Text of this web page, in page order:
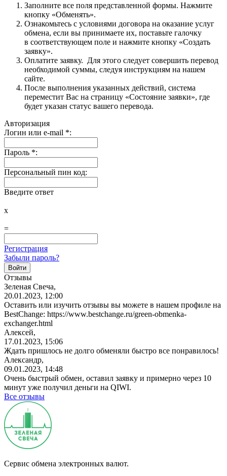
Заполните все поля представленной формы. Нажмите
кнопку «Обменять».
Ознакомьтесь с условиями договора на оказание услуг
обмена, если вы принимаете их, поставьте галочку
в соответствующем поле и нажмите кнопку «Создать
заявку».
Оплатите заявку. Для этого следует совершить перевод
необходимой суммы, следуя инструкциям на нашем
сайте.
После выполнения указанных действий, система
переместит Вас на страницу «Состояние заявки», где
будет указан статус вашего перевода.
Авторизация
Логин или e-mail *:
Пароль *:
Персональный пин код:
Введите ответ
x
=
Регистрация
Забыли пароль?
Отзывы
Зеленая Свеча,
20.01.2023, 12:00
Оставить или изучить отзывы вы можете в нашем профиле на
BestChange: https://www.bestchange.ru/green-obmenka-
exchanger.html
Алексей,
17.01.2023, 15:06
Ждать пришлось не долго обменяли быстро все понравилось!
Александр,
09.01.2023, 14:48
Очень быстрый обмен, оставил заявку и примерно через 10
минут уже получил деньги на QIWI.
Все отзывы
Сервис обмена электронных валют.